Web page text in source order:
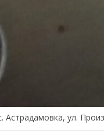
Астрадамовка, ул.